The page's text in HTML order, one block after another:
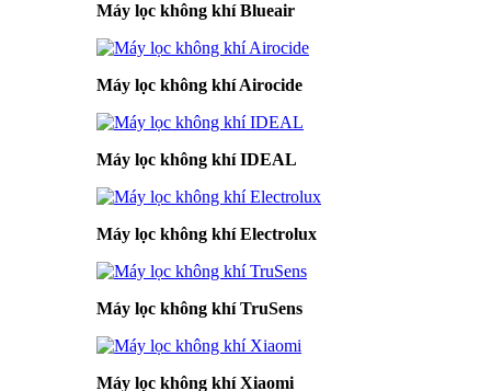
Máy lọc không khí Blueair
Máy lọc không khí Airocide
Máy lọc không khí IDEAL
Máy lọc không khí Electrolux
Máy lọc không khí TruSens
Máy lọc không khí Xiaomi